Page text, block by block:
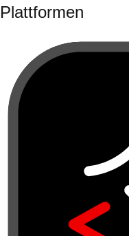
Plattformen